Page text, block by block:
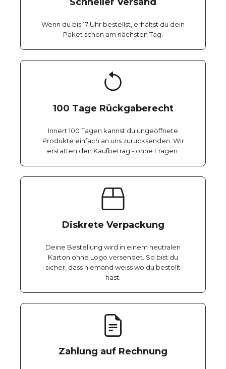
Wenn du bis 17 Uhr bestellst, erhältst du dein
Paket schon am nächsten Tag.
100 Tage Rückgaberecht
Innert 100 Tagen kannst du ungeöffnete
Produkte einfach an uns zurücksenden. Wir
erstatten den Kaufbetrag - ohne Fragen.
Diskrete Verpackung
Deine Bestellung wird in einem neutralen
Karton ohne Logo versendet. So bist du
sicher, dass niemand weiss wo du bestellt
hast.
Zahlung auf Rechnung